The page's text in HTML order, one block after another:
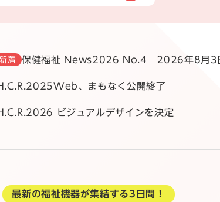
着 保健福祉 News2026 No.4 2026年8月3
、まもなく公開終了
ビジュアルデザインを決定
最新の福祉機器が集結する3日間！